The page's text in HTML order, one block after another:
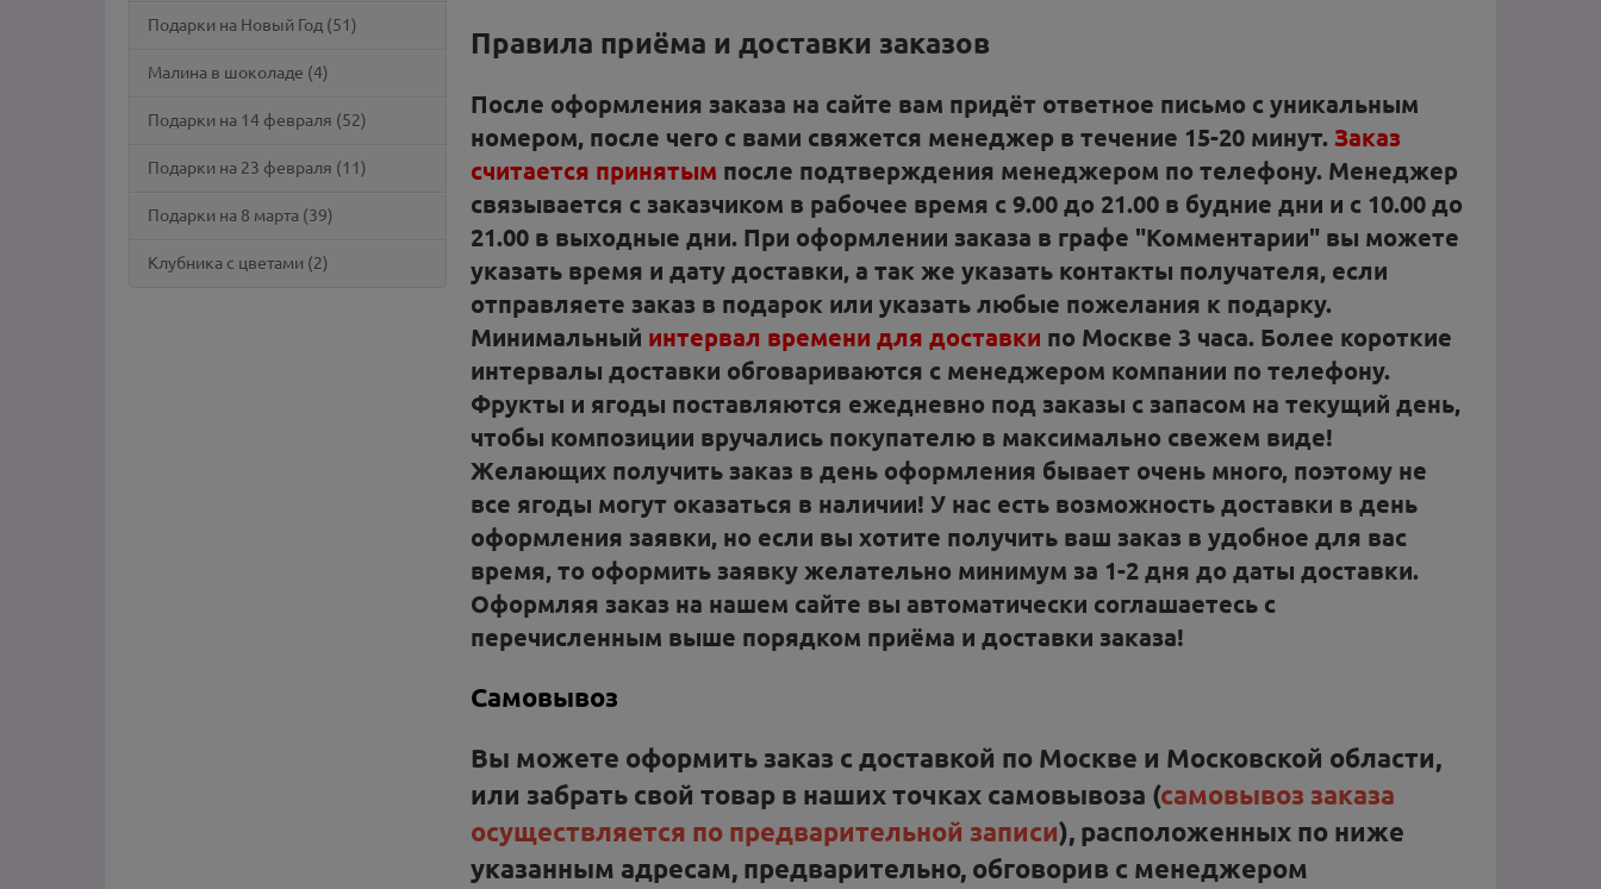
Подарки на Новый Год (51)
Малина в шоколаде (4)
Подарки на 14 февраля (52)
Подарки на 23 февраля (11)
Подарки на 8 марта (39)
Клубника с цветами (2)
Правила приёма и доставки заказов
После оформления заказа на сайте вам придёт ответное письмо с уникальным
номером, после чего с вами свяжется менеджер в течение 15-20 минут. Заказ
считается принятым после подтверждения менеджером по телефону. Менеджер
связывается с заказчиком в рабочее время с 9.00 до 21.00 в будние дни и с 10.00 до
21.00 в выходные дни. При оформлении заказа в графе "Комментарии" вы можете
указать время и дату доставки, а так же указать контакты получателя, если
отправляете заказ в подарок или указать любые пожелания к подарку.
Минимальный интервал времени для доставки по Москве 3 часа. Более короткие
интервалы доставки обговариваются с менеджером компании по телефону.
Фрукты и ягоды поставляются ежедневно под заказы с запасом на текущий день,
чтобы композиции вручались покупателю в максимально свежем виде!
Желающих получить заказ в день оформления бывает очень много, поэтому не
все ягоды могут оказаться в наличии! У нас есть возможность доставки в день
оформления заявки, но если вы хотите получить ваш заказ в удобное для вас
время, то оформить заявку желательно минимум за 1-2 дня до даты доставки.
Оформляя заказ на нашем сайте вы автоматически соглашаетесь с
перечисленным выше порядком приёма и доставки заказа!
Самовывоз
Вы можете оформить заказ с доставкой по Москве и Московской области,
или забрать свой товар в наших точках самовывоза (самовывоз заказа
осуществляется по предварительной записи), расположенных по ниже
указанным адресам, предварительно, обговорив с менеджером